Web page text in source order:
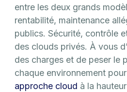
entre les deux grands
rentabilité, maintenance
publics. Sécurité, contrôle
des clouds privés. À vous
des charges et de peser le
chaque environnement pour
approche cloud à la